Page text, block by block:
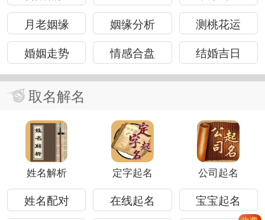
月老姻缘
姻缘分析
测桃花运
婚姻走势
情感合盘 结婚吉日
取名解名
姓名解析 定字起名 公司起名
姓名配对 在线起名
宝宝起名